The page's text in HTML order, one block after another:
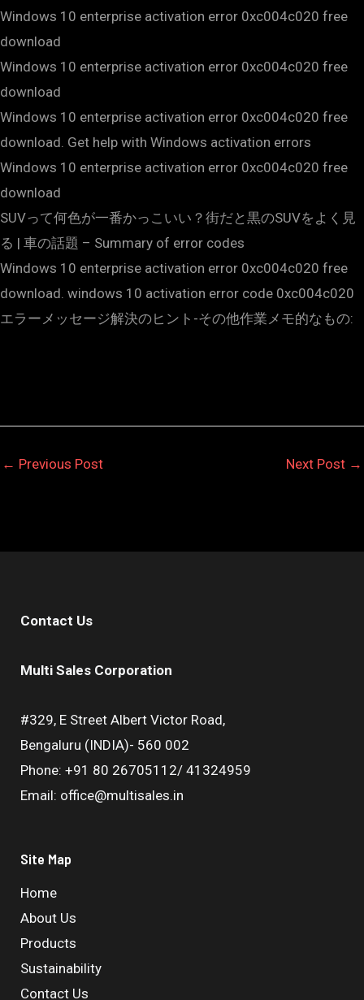
Windows 10 enterprise activation error 0xc004c020 free
download
Windows 10 enterprise activation error 0xc004c020 free
download
Windows 10 enterprise activation error 0xc004c020 free
download. Get help with Windows activation errors
Windows 10 enterprise activation error 0xc004c020 free
download
SUVって何色が一番かっこいい？街だと黒のSUVをよく見
る | 車の話題 – Summary of error codes
Windows 10 enterprise activation error 0xc004c020 free
download. windows 10 activation error code 0xc004c020
エラーメッセージ解決のヒント-その他作業メモ的なもの:
← Previous Post Next Post →
Contact Us
Multi Sales Corporation
#329, E Street Albert Victor Road,
Bengaluru (INDIA)- 560 002
Phone: +91 80 26705112/ 41324959
Email: office@multisales.in
Site Map
Home
About Us
Products
Sustainability
Contact Us